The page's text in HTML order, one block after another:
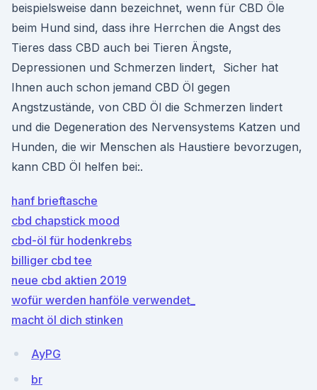
beispielsweise dann bezeichnet, wenn für CBD Öle
beim Hund sind, dass ihre Herrchen die Angst des
Tieres dass CBD auch bei Tieren Ängste,
Depressionen und Schmerzen lindert, Sicher hat
Ihnen auch schon jemand CBD Öl gegen
Angstzustände, von CBD Öl die Schmerzen lindert
und die Degeneration des Nervensystems Katzen und
Hunden, die wir Menschen als Haustiere bevorzugen,
kann CBD Öl helfen bei:.
hanf brieftasche
cbd chapstick mood
cbd-öl für hodenkrebs
billiger cbd tee
neue cbd aktien 2019
wofür werden hanföle verwendet_
macht öl dich stinken
AyPG
br